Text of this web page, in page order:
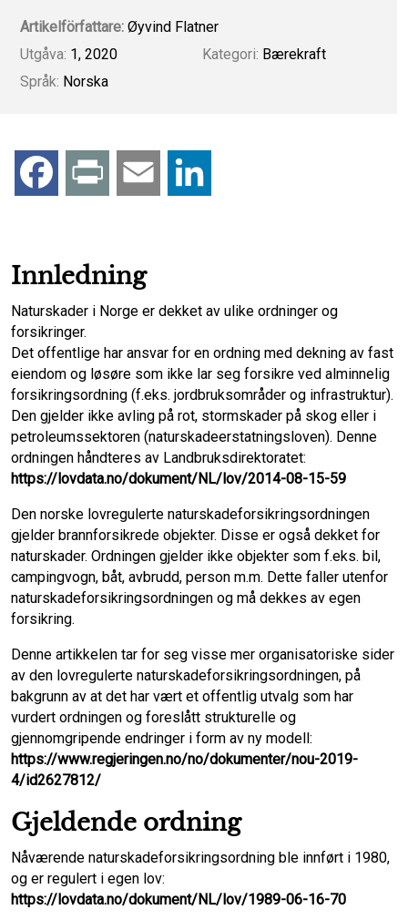
Artikelförfattare: Øyvind Flatner
Utgåva: 1, 2020
Språk: Norska
Kategori: Bærekraft
c
b
o
o
k
t l e
d
I
n
Innledning
Naturskader i Norge er dekket av ulike ordninger og
forsikringer.
Det offentlige har ansvar for en ordning med dekning av fast
eiendom og løsøre som ikke lar seg forsikre ved alminnelig
forsikringsordning (f.eks. jordbruksområder og infrastruktur).
Den gjelder ikke avling på rot, stormskader på skog eller i
petroleumssektoren (naturskadeerstatningsloven). Denne
ordningen håndteres av Landbruksdirektoratet:
https://lovdata.no/dokument/NL/lov/2014-08-15-59
Den norske lovregulerte naturskadeforsikringsordningen
gjelder brannforsikrede objekter. Disse er også dekket for
naturskader. Ordningen gjelder ikke objekter som f.eks. bil,
campingvogn, båt, avbrudd, person m.m. Dette faller utenfor
naturskadeforsikringsordningen og må dekkes av egen
forsikring.
Denne artikkelen tar for seg visse mer organisatoriske sider
av den lovregulerte naturskadeforsikringsordningen, på
bakgrunn av at det har vært et offentlig utvalg som har
vurdert ordningen og foreslått strukturelle og
gjennomgripende endringer i form av ny modell:
https://www.regjeringen.no/no/dokumenter/nou-2019-
4/id2627812/
Gjeldende ordning
Nåværende naturskadeforsikringsordning ble innført i 1980,
og er regulert i egen lov:
https://lovdata.no/dokument/NL/lov/1989-06-16-70